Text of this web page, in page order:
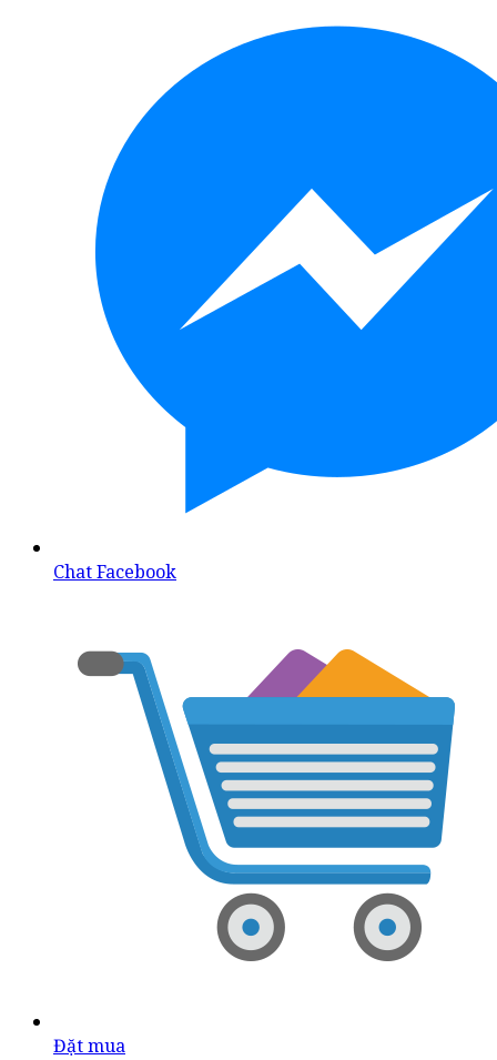
Chat Facebook
Đặt mua